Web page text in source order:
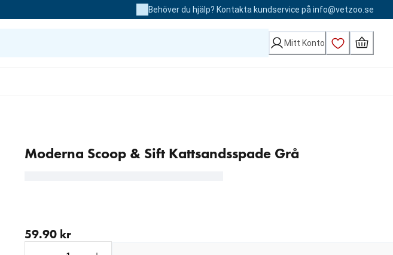
Behöver du hjälp? Kontakta kundservice på info@vetzoo.se
Mitt Konto
Moderna Scoop & Sift Kattsandsspade Grå
59.90 kr